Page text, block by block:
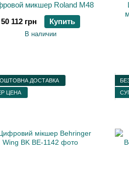
микшер Roland M48
50 112 грн
Купить
В наличии
ДОСТАВКА
ЦЕНА